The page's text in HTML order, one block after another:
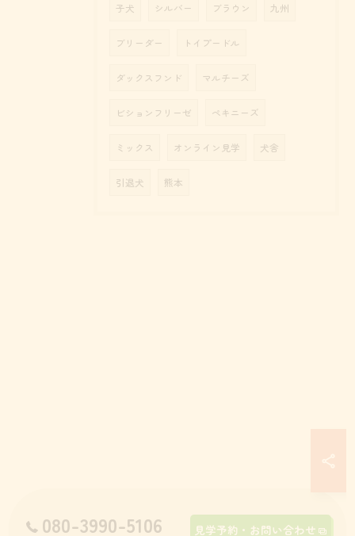
子犬 シルバー ブラウン 九州
ブリーダー トイプードル
ダックスフンド マルチーズ
ビションフリーゼ ペキニーズ
ミックス オンライン見学 犬舎
引退犬 熊本
080-3990-5106 見学予約・お問い合わせ